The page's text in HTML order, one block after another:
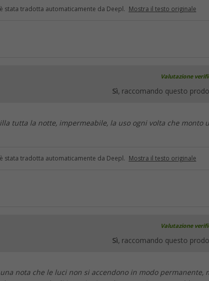
stata tradotta automaticamente da Deepl. Mostra il testo originale
Valutazione
Sì, raccomando questo
tutta la notte, impermeabile, la uso ogni volta che monto
stata tradotta automaticamente da Deepl. Mostra il testo originale
Valutazione
Sì, raccomando questo
nota che le luci non si accendono in modo permanente,